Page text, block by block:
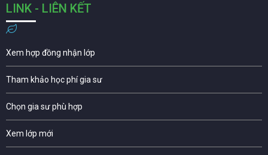
LINK - LIÊN KẾT
Xem hợp đồng nhận lớp
Tham khảo học phí gia sư
Chọn gia sư phù hợp
Xem lớp mới